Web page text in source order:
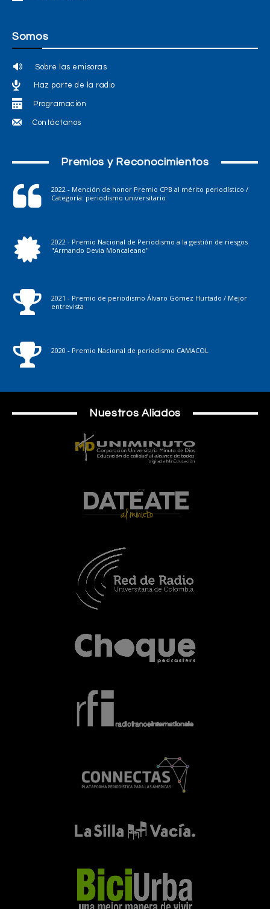
Somos
Sobre las emisoras
Haz parte de la radio
Programación
Contáctanos
Premios y Reconocimientos
2022 - Mención de honor Premio CPB al mérito periodístico /
Categoría: periodismo universitario
2022 - Premio Nacional de Periodismo a la gestión de riesgos
"Armando Devia Moncaleano"
2021 - Premio de periodismo Álvaro Gómez Hurtado / Mejor
entrevista
2020 - Premio Nacional de periodismo CAMACOL
Nuestros Aliados